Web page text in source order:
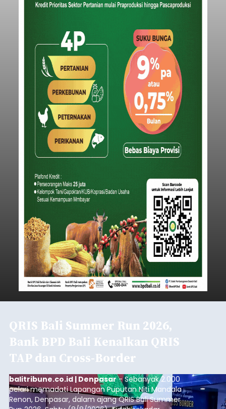
QRIS Bali Summer Run 2026,
Bank BPD Bali Kenalkan QRIS
TAP dan Cross-Border
balitribune.co.id | Denpasar- Sebanyak 2.000
pelari memadati Lapangan Puputan Niti Mandala
Renon, Denpasar, dalam ajang QRIS Bali Summer